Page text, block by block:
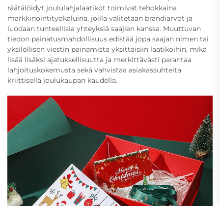
räätälöidyt joululahjalaatikot toimivat tehokkaina
markkinointityökaluina, joilla välitetään brändiarvot ja
luodaan tunteellisia yhteyksiä saajien kanssa. Muuttuvan
tiedon painatusmahdollisuus edistää jopa saajan nimen tai
yksilöllisen viestin painamista yksittäisiin laatikoihin, mikä
lisää lisäksi ajatuksellisuutta ja merkittävästi parantaa
lahjoituskokemusta sekä vahvistaa asiakassuhteita
kriittisellä joulukaupan kaudella.